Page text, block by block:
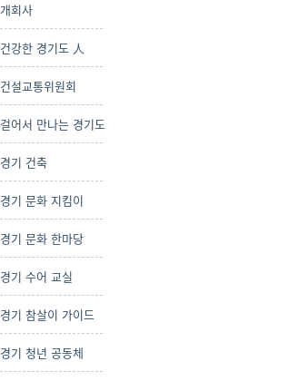
개회사
건강한 경기도 人
건설교통위원회
걸어서 만나는 경기도
경기 건축
경기 문화 지킴이
경기 문화 한마당
경기 수어 교실
경기 참살이 가이드
경기 청년 공동체